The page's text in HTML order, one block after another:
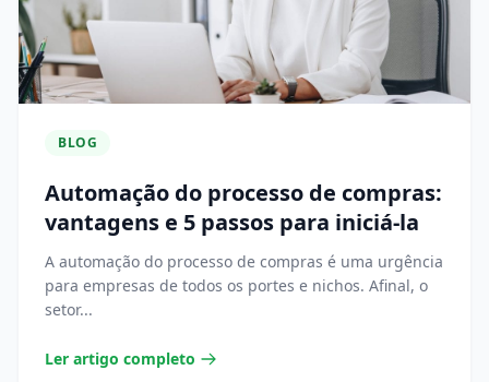
BLOG
Automação do processo de compras:
vantagens e 5 passos para iniciá-la
A automação do processo de compras é uma urgência
para empresas de todos os portes e nichos. Afinal, o
setor...
Ler artigo completo